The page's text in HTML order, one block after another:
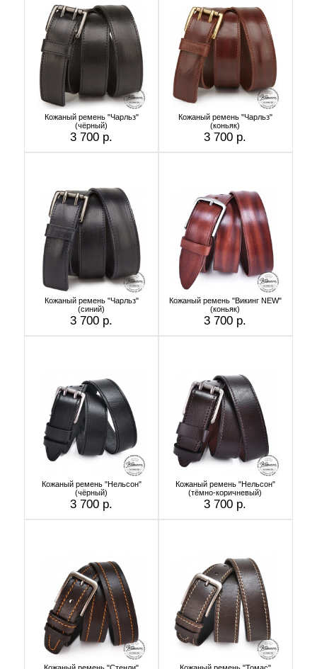
Кожаный ремень "Чарльз"
(чёрный)
3 700 р.
Кожаный ремень "Чарльз"
(коньяк)
3 700 р.
Кожаный ремень "Чарльз"
(синий)
3 700 р.
Кожаный ремень "Викинг NEW"
(коньяк)
3 700 р.
Кожаный ремень "Нельсон"
(чёрный)
3 700 р.
Кожаный ремень "Нельсон"
(тёмно-коричневый)
3 700 р.